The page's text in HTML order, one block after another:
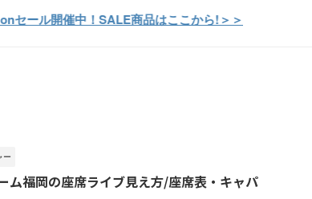
ール開催中！SALE商品はここから!＞＞
ー
ム福岡の座席ライブ見え方/座席表・キャパ